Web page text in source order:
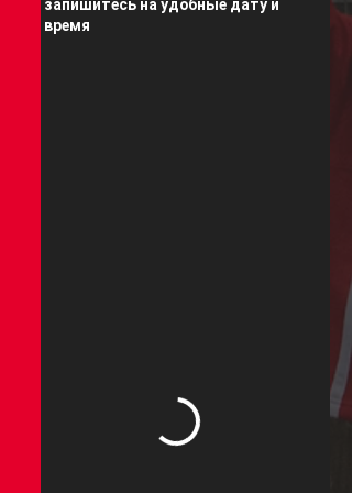
запишитесь на удобные дату и
время